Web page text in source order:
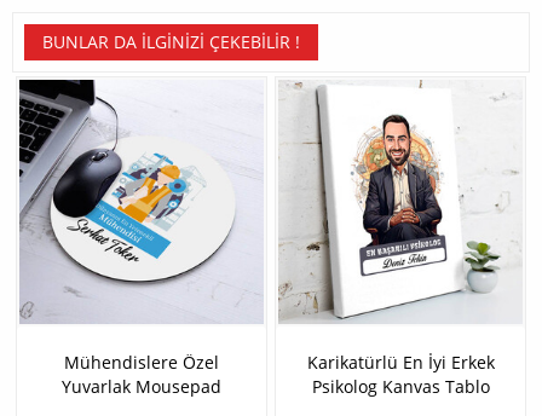
BUNLAR DA İLGINIZI ÇEKEBILIR !
Mühendislere Özel
Yuvarlak Mousepad
Karikatürlü En İyi Erkek
Psikolog Kanvas Tablo